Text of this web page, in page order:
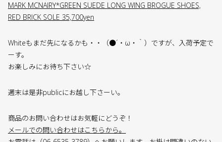
MARK MCNAIRY*GREEN SUEDE LONG WING BROGUE SHOES,
RED BRICK SOLE 35,700yen
Whiteもまだ先になるかも・・（●´・ω・｀）ですが、入荷予定で
ーす。
お楽しみにお待ち下さい☆
週末は是非publicにお越し下さーい。
商品のお問い合わせはお気軽にどうぞ！
メールでの問い合わせはこちらから。